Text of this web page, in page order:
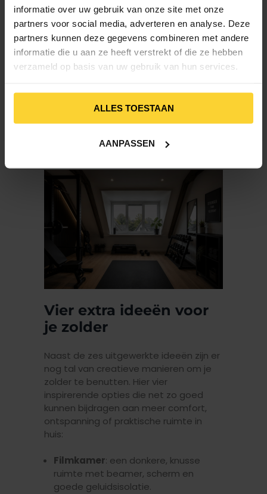
informatie over uw gebruik van onze site met onze
partners voor social media, adverteren en analyse. Deze
partners kunnen deze gegevens combineren met andere
informatie die u aan ze heeft verstrekt of die ze hebben
verzameld op basis van uw gebruik van hun services.
ALLES TOESTAAN
AANPASSEN
goed kunt uitvoeren. Het daglicht zorgt
daarnaast voor een prettige en
energiegevende sfeer tijdens het
sporten.
Ventilatie is belangrijk in een
adviseren over de mogelijkheden van
ventilatieroosters of een draaikiepraam
in je dakkapel. Zo blijft de luchtkwaliteit
Vier extra ideeën voor
je zolder
Naast de zes uitgewerkte ideeën zijn er
nog tal van creatieve manieren om je
zolder te benutten. Hier vier
inspirerende opties die net zo goed
kunnen bijdragen aan meer comfort,
ontspanning of praktische ruimte in
huis:
Filmkamer: een donkere, knusse
ruimte met beamer, scherm en
goede geluidsisolatie.